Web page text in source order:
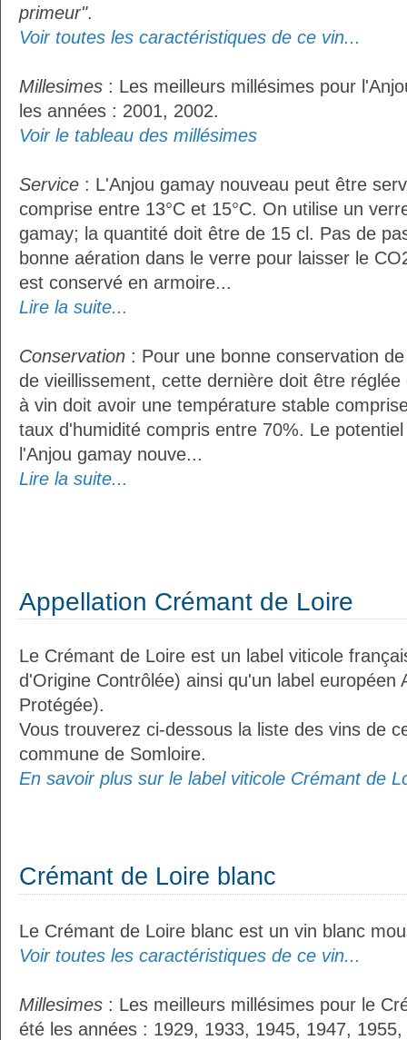
primeur".
Voir toutes les caractéristiques de ce vin...
Millesimes : Les meilleurs millésimes pour
les années : 2001, 2002.
Voir le tableau des millésimes
Service : L'Anjou gamay nouveau peut être
comprise entre 13°C et 15°C. On utilise un
gamay; la quantité doit être de 15 cl. Pas de
bonne aération dans le verre pour laisser le
est conservé en armoire...
Lire la suite...
Conservation : Pour une bonne conservation
de vieillissement, cette dernière doit être réglée
à vin doit avoir une température stable
taux d'humidité compris entre 70%. Le
l'Anjou gamay nouve...
Lire la suite...
Appellation Crémant de Loire
Le Crémant de Loire est un label viticole
d'Origine Contrôlée) ainsi qu'un label européen
Protégée).
Vous trouverez ci-dessous la liste des vins de
commune de Somloire.
En savoir plus sur le label viticole Crémant de
Crémant de Loire blanc
Le Crémant de Loire blanc est un vin blanc
Voir toutes les caractéristiques de ce vin...
Millesimes : Les meilleurs millésimes pour le
été les années : 1929, 1933, 1945, 1947,